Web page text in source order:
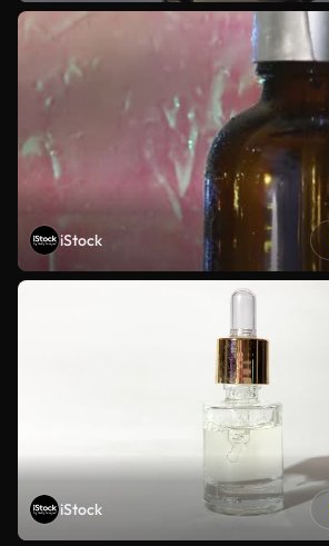
iStock
iStock